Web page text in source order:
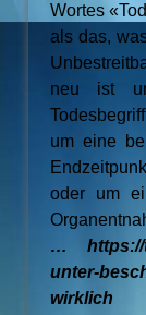
Wortes
als das,
neu ist
um eine
oder um
… https://
unter-
wirklich